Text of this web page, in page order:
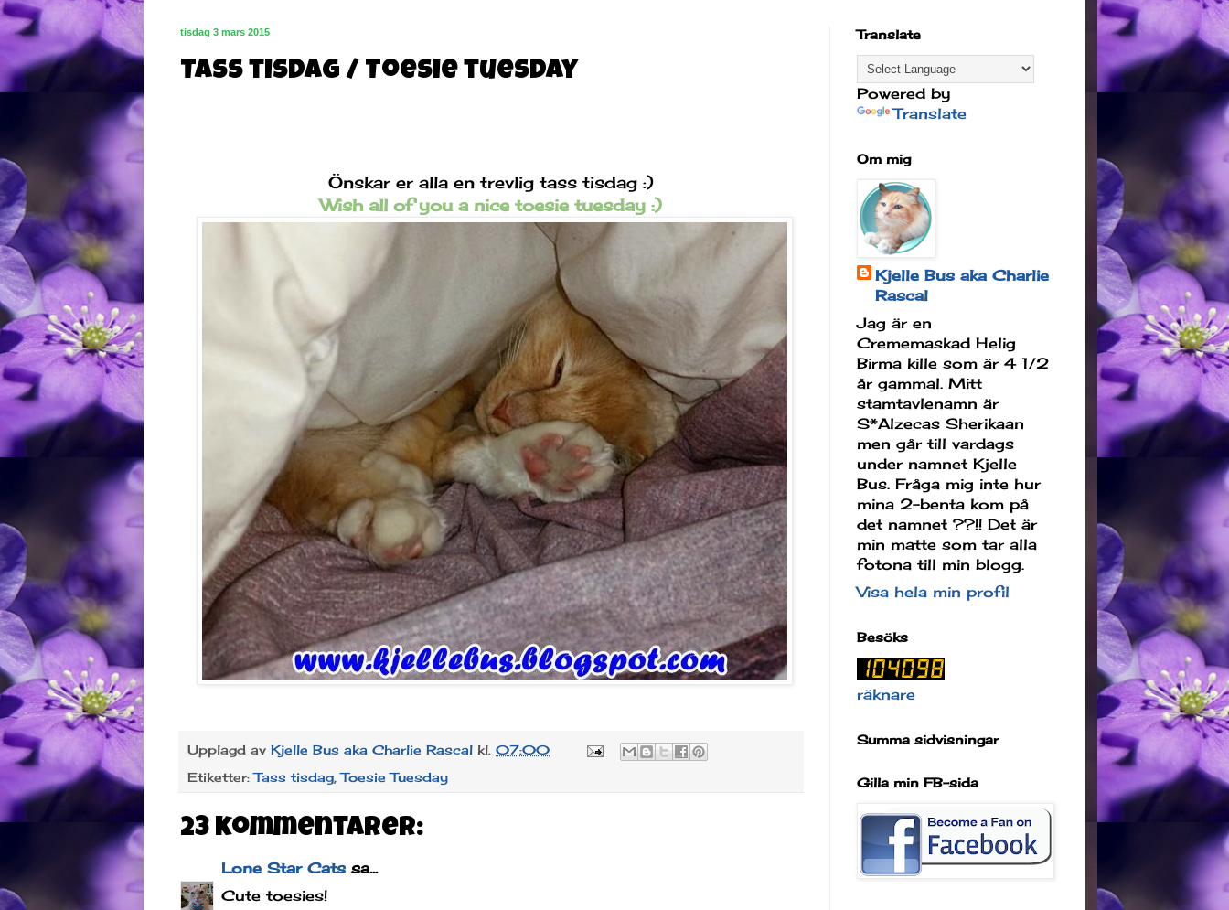
tisdag 3 mars 2015
Tass tisdag / Toesie tuesday
Önskar er alla en trevlig tass tisdag :)
Wish all of you a nice toesie tuesday :)
Upplagd av Kjelle Bus aka Charlie Rascal kl. 07:00
Etiketter:Tass tisdag,Toesie Tuesday
23 kommentarer:
Lone Star Cats sa...
Cute toesies!
Translate
Powered by
Translate
Om mig
Kjelle Bus aka Charlie
Rascal
Jag är en
Crememaskad Helig
Birma kille som är 4 1/2
år gammal. Mitt
stamtavlenamn är
S*Alzecas Sherikaan
men går till vardags
under namnet Kjelle
Bus. Fråga mig inte hur
mina 2-benta kom på
det namnet ??!! Det är
min matte som tar alla
fotona till min blogg.
Visa hela min profil
Besöks
räknare
Summa sidvisningar
Gilla min FB-sida